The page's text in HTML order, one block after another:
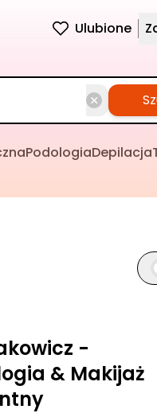
Ulubione
PodologiaDepilacja
-
& Makijaż